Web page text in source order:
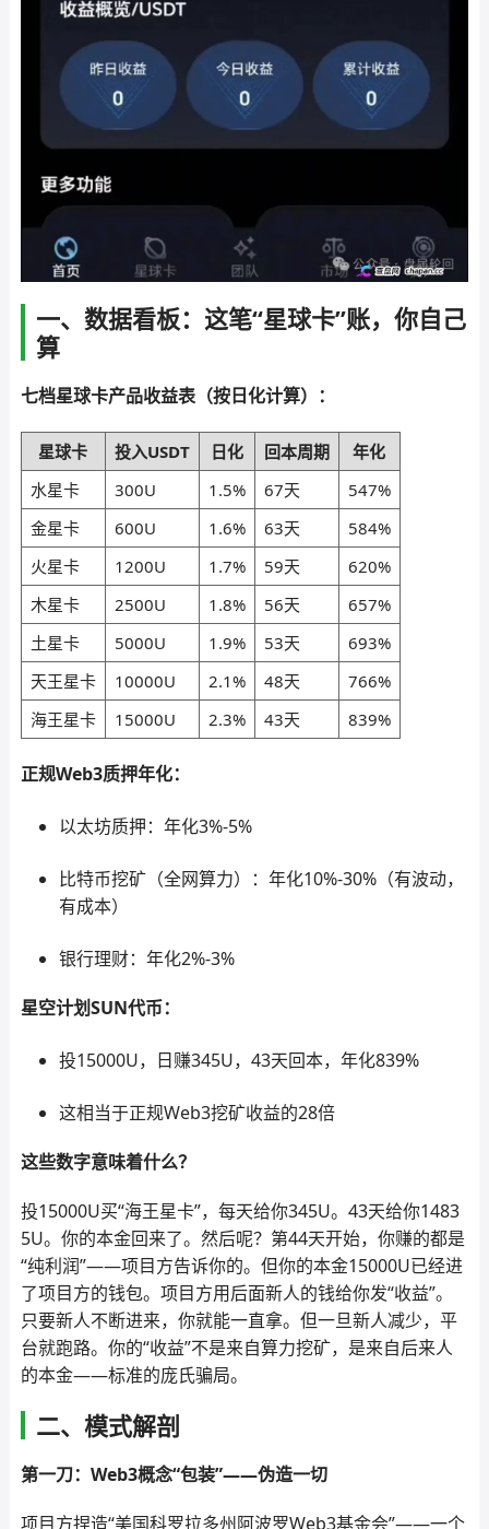
一、数据看板：这笔“星球卡”账，你自己
算
七档星球卡产品收益表（按日化计算）：
星球卡 投入USDT 日化 回本周期
年化
水星卡
300U 1.5% 67天
547%
金星卡
600U 1.6% 63天
584%
火星卡
1200U 1.7% 59天
620%
木星卡
2500U 1.8% 56天
657%
土星卡
5000U 1.9% 53天
693%
天王星卡
10000U 2.1% 48天
766%
海王星卡
15000U 2.3% 43天 839%
正规Web3质押年化：
以太坊质押：年化3%-5%
比特币挖矿（全网算力）：年化10%-30%（有波动，
有成本）
银行理财：年化2%-3%
星空计划SUN代币：
投15000U，日赚345U，43天回本，年化839%
这相当于正规Web3挖矿收益的28倍
这些数字意味着什么？
投15000U买“海王星卡”，每天给你345U。43天给你1483
5U。你的本金回来了。然后呢？第44天开始，你赚的都是
“纯利润”——项目方告诉你的。但你的本金15000U已经进
了项目方的钱包。项目方用后面新人的钱给你发“收益”。
只要新人不断进来，你就能一直拿。但一旦新人减少，平
台就跑路。你的“收益”不是来自算力挖矿，是来自后来人
的本金——标准的庞氏骗局。
二、模式解剖
第一刀：Web3概念“包装”——伪造一切
项目方捏造“美国科罗拉多州阿波罗Web3基金会”——一个